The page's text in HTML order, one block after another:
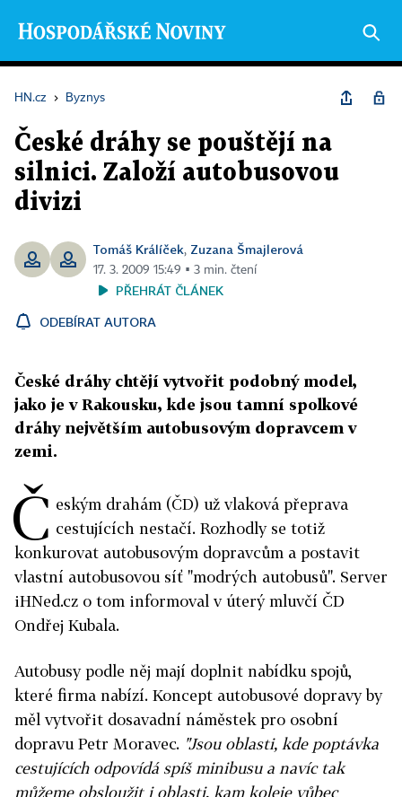
HN.cz › Byznys
České dráhy se pouštějí na
silnici. Založí autobusovou
divizi
Tomáš Králíček, Zuzana Šmajlerová
17. 3. 2009 15:49 ▪ 3 min. čtení
PŘEHRÁT ČLÁNEK
ODEBÍRAT AUTORA
České dráhy chtějí vytvořit podobný model,
jako je v Rakousku, kde jsou tamní spolkové
dráhy největším autobusovým dopravcem v
zemi.
Č eským drahám (ČD) už vlaková přeprava
cestujících nestačí. Rozhodly se totiž
konkurovat autobusovým dopravcům a postavit
vlastní autobusovou síť "modrých autobusů". Server
iHNed.cz o tom informoval v úterý mluvčí ČD
Ondřej Kubala.
Autobusy podle něj mají doplnit nabídku spojů,
které firma nabízí. Koncept autobusové dopravy by
měl vytvořit dosavadní náměstek pro osobní
dopravu Petr Moravec. "Jsou oblasti, kde poptávka
cestujících odpovídá spíš minibusu a navíc tak
můžeme obsloužit i oblasti, kam koleje vůbec